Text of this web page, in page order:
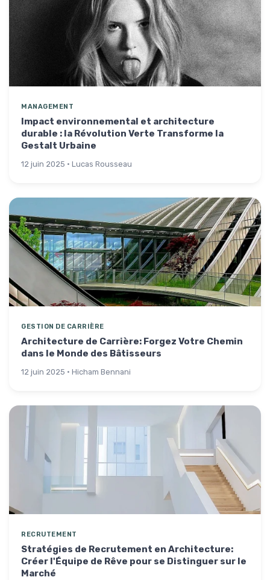
MANAGEMENT
Impact environnemental et architecture
durable : la Révolution Verte Transforme la
Gestalt Urbaine
12 juin 2025 · Lucas Rousseau
GESTION DE CARRIÈRE
Architecture de Carrière: Forgez Votre Chemin
dans le Monde des Bâtisseurs
12 juin 2025 · Hicham Bennani
RECRUTEMENT
Stratégies de Recrutement en Architecture:
Créer l'Équipe de Rêve pour se Distinguer sur le
Marché